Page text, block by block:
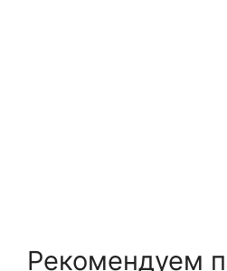
Рекомендуем